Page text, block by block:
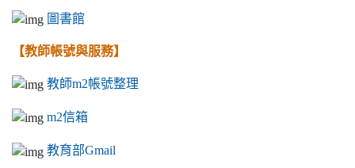
圖書館
【教師帳號與服務】
教師m2帳號整理
m2信箱
教育部Gmail